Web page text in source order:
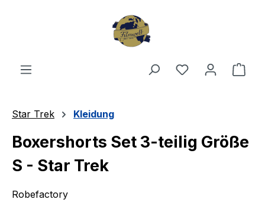
Du hast 0
Star Trek Kleidung
Boxershorts Set 3-teilig Größe
S - Star Trek
Robefactory